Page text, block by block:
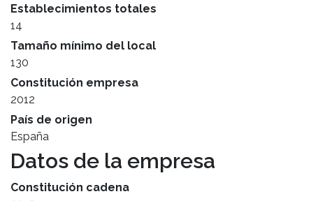
Establecimientos totales
14
Tamaño mínimo del local
130
Constitución empresa
2012
País de origen
España
Datos de la empresa
Constitución cadena